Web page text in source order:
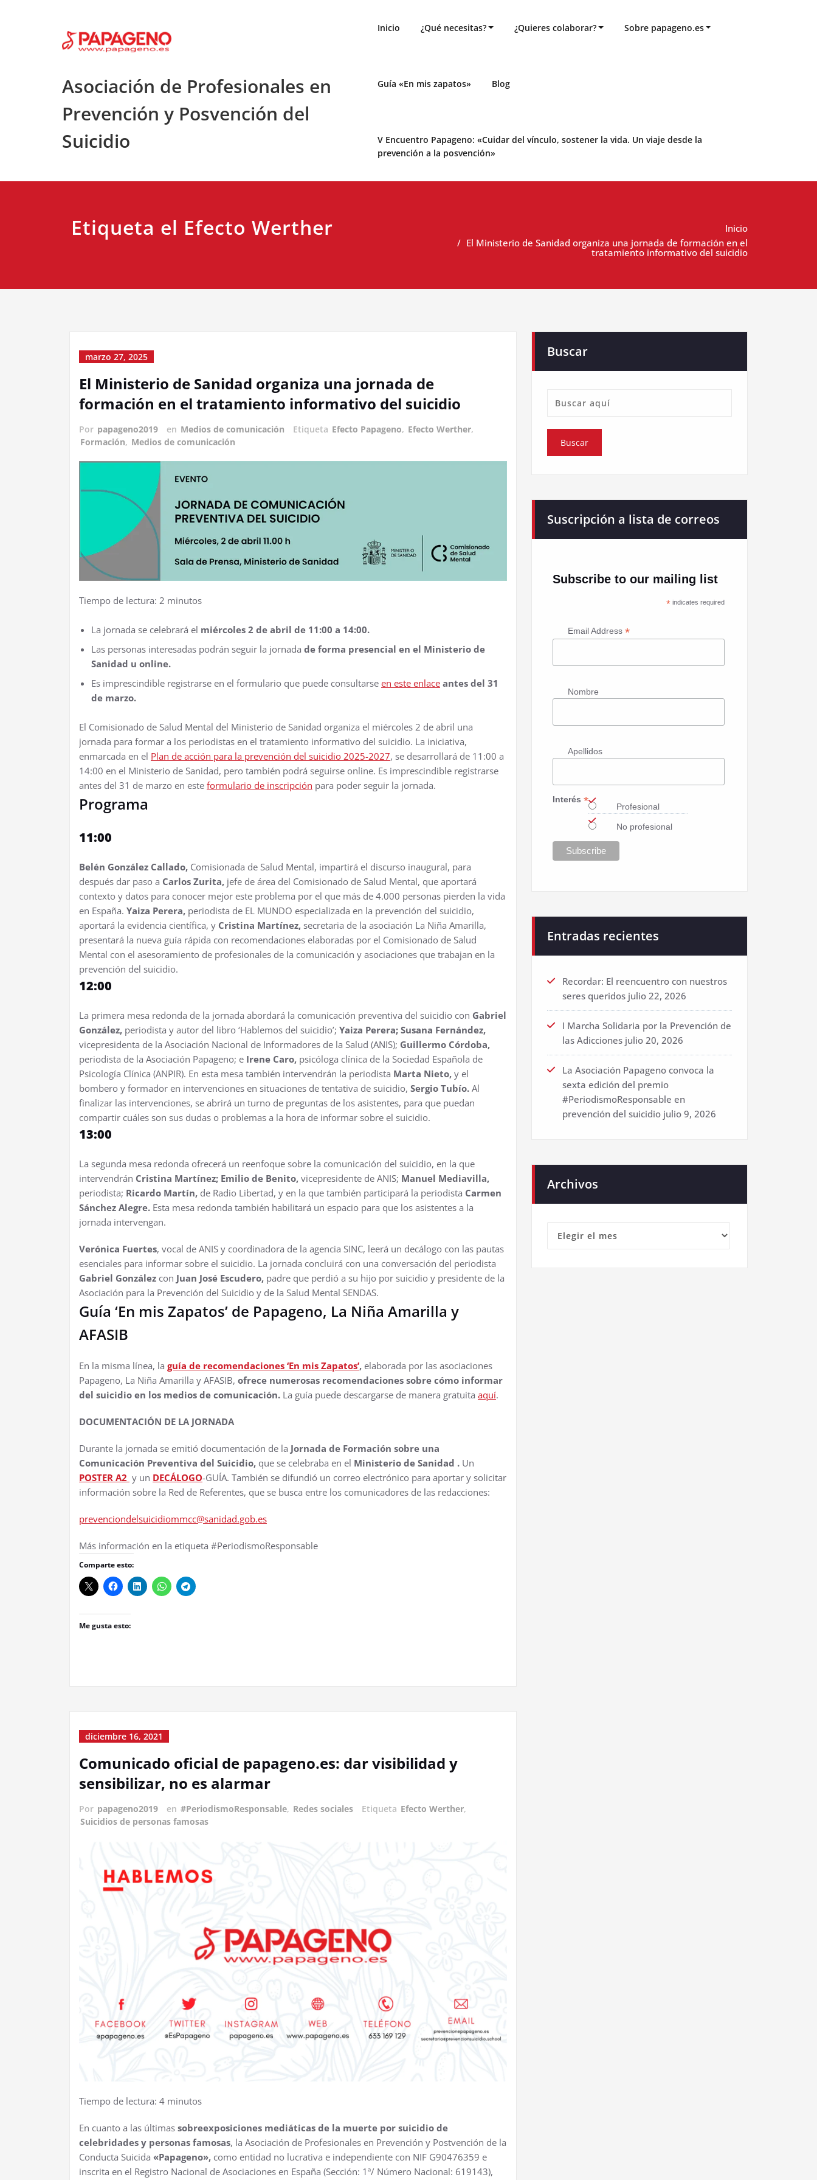
Asociación de Profesionales en
Prevención y Posvención del
Suicidio
Inicio ¿Qué necesitas? ¿Quieres colaborar? Sobre papageno.es
Guía «En mis zapatos» Blog
V Encuentro Papageno: «Cuidar del vínculo, sostener la vida. Un viaje desde la
prevención a la posvención»
Etiqueta el Efecto Werther
Inicio
El Ministerio de Sanidad organiza una jornada de formación en el
tratamiento informativo del suicidio
marzo 27, 2025
El Ministerio de Sanidad organiza una jornada de
formación en el tratamiento informativo del suicidio
Por papageno2019 en Medios de comunicación Etiqueta Efecto Papageno, Efecto Werther,
Formación, Medios de comunicación
Tiempo de lectura: 2 minutos
La jornada se celebrará el miércoles 2 de abril de 11:00 a 14:00.
Las personas interesadas podrán seguir la jornada de forma presencial en el Ministerio de
Sanidad u online.
Es imprescindible registrarse en el formulario que puede consultarse en este enlace antes del 31
de marzo.
El Comisionado de Salud Mental del Ministerio de Sanidad organiza el miércoles 2 de abril una
jornada para formar a los periodistas en el tratamiento informativo del suicidio. La iniciativa,
enmarcada en el Plan de acción para la prevención del suicidio 2025-2027, se desarrollará de 11:00 a
14:00 en el Ministerio de Sanidad, pero también podrá seguirse online. Es imprescindible registrarse
antes del 31 de marzo en este formulario de inscripción para poder seguir la jornada.
Programa
11:00
Belén González Callado, Comisionada de Salud Mental, impartirá el discurso inaugural, para
después dar paso a Carlos Zurita, jefe de área del Comisionado de Salud Mental, que aportará
contexto y datos para conocer mejor este problema por el que más de 4.000 personas pierden la vida
en España. Yaiza Perera, periodista de EL MUNDO especializada en la prevención del suicidio,
aportará la evidencia científica, y Cristina Martínez, secretaria de la asociación La Niña Amarilla,
presentará la nueva guía rápida con recomendaciones elaboradas por el Comisionado de Salud
Mental con el asesoramiento de profesionales de la comunicación y asociaciones que trabajan en la
prevención del suicidio.
12:00
La primera mesa redonda de la jornada abordará la comunicación preventiva del suicidio con Gabriel
González, periodista y autor del libro ‘Hablemos del suicidio’; Yaiza Perera; Susana Fernández,
vicepresidenta de la Asociación Nacional de Informadores de la Salud (ANIS); Guillermo Córdoba,
periodista de la Asociación Papageno; e Irene Caro, psicóloga clínica de la Sociedad Española de
Psicología Clínica (ANPIR). En esta mesa también intervendrán la periodista Marta Nieto, y el
bombero y formador en intervenciones en situaciones de tentativa de suicidio, Sergio Tubío. Al
finalizar las intervenciones, se abrirá un turno de preguntas de los asistentes, para que puedan
compartir cuáles son sus dudas o problemas a la hora de informar sobre el suicidio.
13:00
La segunda mesa redonda ofrecerá un reenfoque sobre la comunicación del suicidio, en la que
intervendrán Cristina Martínez; Emilio de Benito, vicepresidente de ANIS; Manuel Mediavilla,
periodista; Ricardo Martín, de Radio Libertad, y en la que también participará la periodista Carmen
Sánchez Alegre. Esta mesa redonda también habilitará un espacio para que los asistentes a la
jornada intervengan.
Verónica Fuertes, vocal de ANIS y coordinadora de la agencia SINC, leerá un decálogo con las pautas
esenciales para informar sobre el suicidio. La jornada concluirá con una conversación del periodista
Gabriel González con Juan José Escudero, padre que perdió a su hijo por suicidio y presidente de la
Asociación para la Prevención del Suicidio y de la Salud Mental SENDAS.
Guía ‘En mis Zapatos’ de Papageno, La Niña Amarilla y
AFASIB
En la misma línea, la guía de recomendaciones ‘En mis Zapatos’, elaborada por las asociaciones
Papageno, La Niña Amarilla y AFASIB, ofrece numerosas recomendaciones sobre cómo informar
del suicidio en los medios de comunicación. La guía puede descargarse de manera gratuita aquí.
DOCUMENTACIÓN DE LA JORNADA
Durante la jornada se emitió documentación de la Jornada de Formación sobre una
Comunicación Preventiva del Suicidio, que se celebraba en el Ministerio de Sanidad . Un
POSTER A2 y un DECÁLOGO-GUÍA. También se difundió un correo electrónico para aportar y solicitar
información sobre la Red de Referentes, que se busca entre los comunicadores de las redacciones:
prevenciondelsuicidiommcc@sanidad.gob.es
Más información en la etiqueta #PeriodismoResponsable
Comparte esto:
Me gusta esto:
diciembre 16, 2021
Comunicado oficial de papageno.es: dar visibilidad y
sensibilizar, no es alarmar
Por papageno2019 en #PeriodismoResponsable, Redes sociales Etiqueta Efecto Werther,
Suicidios de personas famosas
Tiempo de lectura: 4 minutos
En cuanto a las últimas sobreexposiciones mediáticas de la muerte por suicidio de
celebridades y personas famosas, la Asociación de Profesionales en Prevención y Postvención de la
Conducta Suicida «Papageno», como entidad no lucrativa e independiente con NIF G90476359 e
inscrita en el Registro Nacional de Asociaciones en España (Sección: 1ª/ Número Nacional: 619143),
Buscar
Suscripción a lista de correos
Subscribe to our mailing list
* indicates required
Email Address*
Nombre
Apellidos
Interés* Profesional
No profesional
Entradas recientes
Recordar: El reencuentro con nuestros
seres queridos julio 22, 2026
I Marcha Solidaria por la Prevención de
las Adicciones julio 20, 2026
La Asociación Papageno convoca la
sexta edición del premio
#PeriodismoResponsable en
prevención del suicidio julio 9, 2026
Archivos